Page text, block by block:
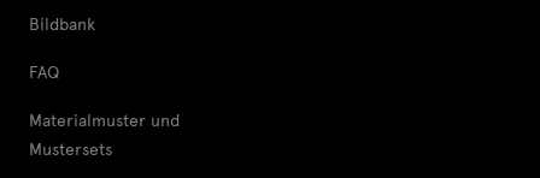
Bildbank
FAQ
Materialmuster und
Mustersets